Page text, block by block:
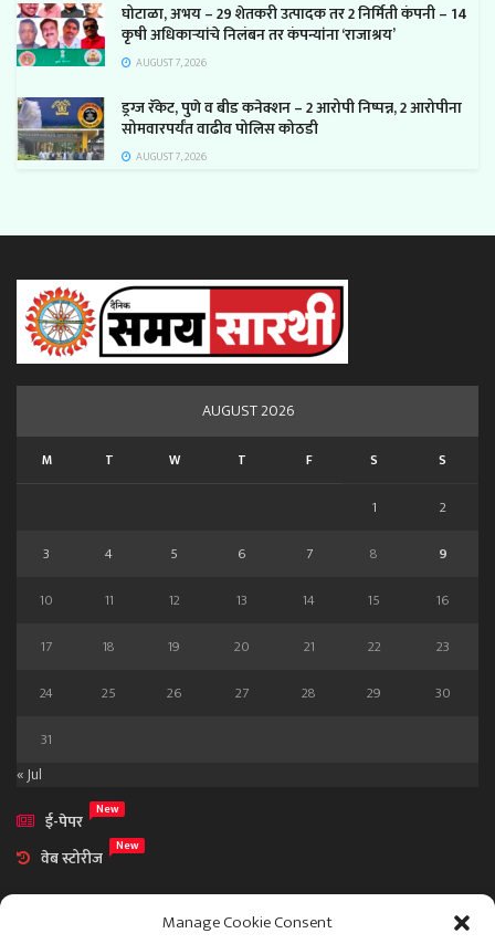
Manage Cookie Consent
घोटाळा, अभय – 29 शेतकरी उत्पादक तर 2 निर्मिती कंपनी – 14
कृषी अधिकाऱ्यांचे निलंबन तर कंपन्यांना ‘राजाश्रय’
AUGUST 7, 2026
ड्रग्ज रॅकेट, पुणे व बीड कनेक्शन – 2 आरोपी निष्पन्न, 2 आरोपीना
सोमवारपर्यंत वाढीव पोलिस कोठडी
AUGUST 7, 2026
AUGUST 2026
M T W T F S S
1
2
3
4 5 6 7 8
9
10
11 12 13 14 15
16
17
18 19 20 21 22
23
24
25 26 27 28 29
30
31
« Jul
ई-पेपर
New
वेब स्टोरीज New